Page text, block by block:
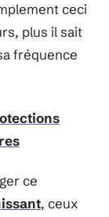
ceci
plus il sait
fréquence
ce
, ceux